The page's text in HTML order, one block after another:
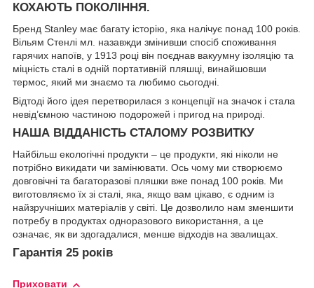
КОХАЮТЬ ПОКОЛІННЯ.
Бренд Stanley має багату історію, яка налічує понад 100 років.
Вільям Стенлі мл. назавжди змінивши спосіб споживання
гарячих напоїв, у 1913 році він поєднав вакуумну ізоляцію та
міцність сталі в одній портативній пляшці, винайшовши
термос, який ми знаємо та любимо сьогодні.
Відтоді його ідея перетворилася з концепції на значок і стала
невід’ємною частиною подорожей і пригод на природі.
НАША ВІДДАНІСТЬ СТАЛОМУ РОЗВИТКУ
Найбільш екологічні продукти – це продукти, які ніколи не
потрібно викидати чи замінювати. Ось чому ми створюємо
довговічні та багаторазові пляшки вже понад 100 років. Ми
виготовляємо їх зі сталі, яка, якщо вам цікаво, є одним із
найзручніших матеріалів у світі. Це дозволило нам зменшити
потребу в продуктах одноразового використання, а це
означає, як ви здогадалися, менше відходів на звалищах.
Гарантія 25 років
Приховати